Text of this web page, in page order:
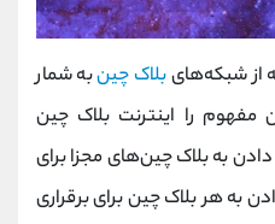
شبکه‌هایبلاک چینبه شمار
را اینترنت بلاک چین
به بلاک چین‌های مجزا برای
به هر بلاک چین برای برقراری